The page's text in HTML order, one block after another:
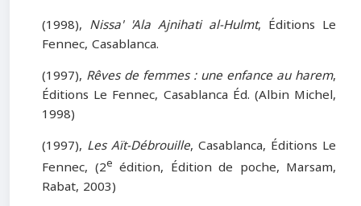
(1998), Nissa' 'Ala Ajnihati al-Hulmt, Éditions Le
Fennec, Casablanca.
(1997), Rêves de femmes : une enfance au harem,
Éditions Le Fennec, Casablanca Éd. (Albin Michel,
1998)
(1997), Les Aït-Débrouille, Casablanca, Éditions Le
Fennec, (2e édition, Édition de poche, Marsam,
Rabat, 2003)